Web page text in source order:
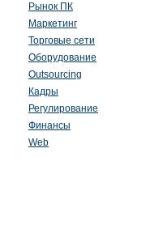
Рынок ПК
Маркетинг
Торговые сети
Оборудование
Outsourcing
Кадры
Регулирование
Финансы
Web